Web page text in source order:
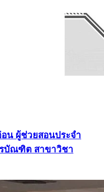
น ผู้ช่วยสอนประจำ
บัณฑิต สาขาวิชา